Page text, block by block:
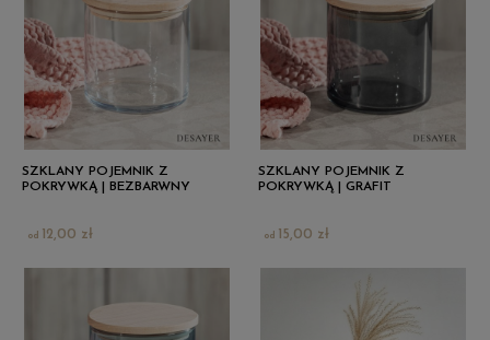
SZKLANY POJEMNIK Z
POKRYWKĄ | BEZBARWNY
12,00 zł
SZKLANY POJEMNIK Z
POKRYWKĄ | GRAFIT
15,00 zł